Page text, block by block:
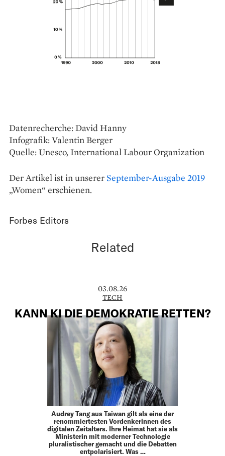
Datenrecherche: David Hanny
Infografik: Valentin Berger
Quelle: Unesco, International Labour Organization
Der Artikel ist in unserer September-Ausgabe 2019
„Women“ erschienen.
Forbes Editors
Related
03.08.26
TECH
KANN KI DIE DEMOKRATIE RETTEN?
Audrey Tang aus Taiwan gilt als eine der
renommiertesten Vordenkerinnen des
digitalen Zeitalters. Ihre Heimat hat sie als
Ministerin mit moderner Technologie
pluralistischer gemacht und die Debatten
entpolarisiert. Was …